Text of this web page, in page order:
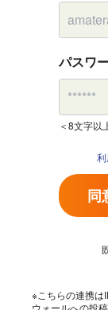
パスワ
＜8文字以
同
※こちらの連携は
ウォールへの投